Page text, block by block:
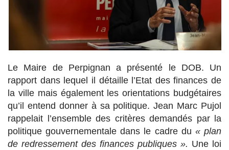
Le Maire de Perpignan a présenté le DOB. Un
rapport dans lequel il détaille l’Etat des finances de
la ville mais également les orientations budgétaires
qu’il entend donner à sa politique. Jean Marc Pujol
rappelait l’ensemble des critères demandés par la
politique gouvernementale dans le cadre du « plan
de redressement des finances publiques ». Une loi